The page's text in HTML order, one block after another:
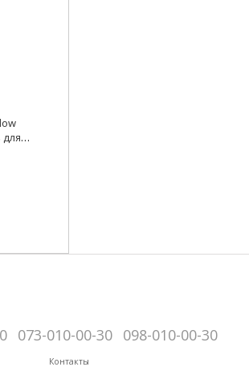
073-010-00-30 098-010-00-30
Контакты